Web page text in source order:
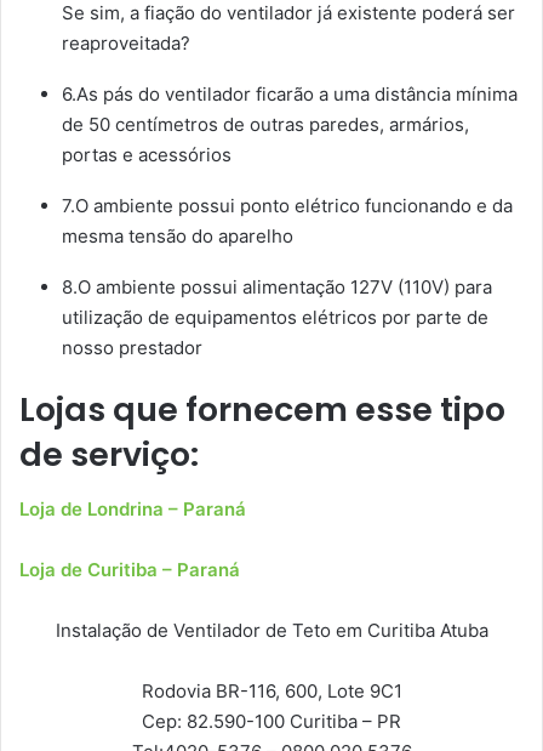
Se sim, a fiação do ventilador já existente poderá ser
reaproveitada?
6.As pás do ventilador ficarão a uma distância mínima
de 50 centímetros de outras paredes, armários,
portas e acessórios
7.O ambiente possui ponto elétrico funcionando e da
mesma tensão do aparelho
8.O ambiente possui alimentação 127V (110V) para
utilização de equipamentos elétricos por parte de
nosso prestador
Lojas que fornecem esse tipo
de serviço:
Loja de Londrina – Paraná
Loja de Curitiba – Paraná
Instalação de Ventilador de Teto em Curitiba Atuba
Rodovia BR-116, 600, Lote 9C1
Cep: 82.590-100 Curitiba – PR